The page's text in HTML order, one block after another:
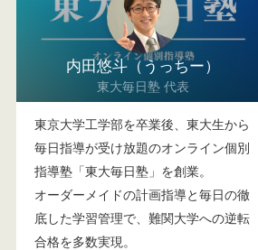
内田悠斗（うっちー）
東大毎日塾 代表
東京大学工学部を卒業後、東大生から
毎日指導が受け放題のオンライン個別
指導塾「東大毎日塾」を創業。
オーダーメイドの計画指導と毎日の徹
底した学習管理で、難関大学への逆転
合格を多数実現。